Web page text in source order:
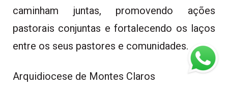
caminham juntas, promovendo ações
pastorais conjuntas e fortalecendo os laços
entre os seus pastores e comunidades.
Arquidiocese de Montes Claros